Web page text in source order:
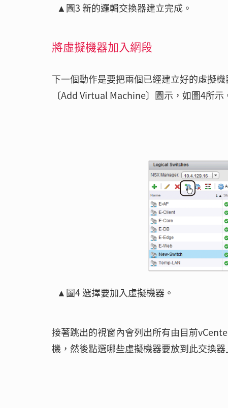
▲圖3 新的邏輯交換器建立完成。
將虛擬機器加入網段
下一個動作是要把兩個已經建立好的虛擬
〔Add Virtual Machine〕圖示，如圖4所示
▲圖4 選擇要加入虛擬機器。
接著跳出的視窗內會列出所有由目前
機，然後點選哪些虛擬機器要放到此交換器